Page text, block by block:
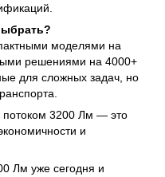
моделями на
решениями на 4000+
для сложных задач, но
3200 Лм — это
и
Лм уже сегодня и